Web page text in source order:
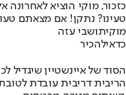
כזכור, מוקי הוציא לאחרונה אלבום חדש יחד עם להקת שב"ק
טעינו? נתקן! אם מצאתם
מוקיתושבי עזה
כדאילהכיר
הסוד של איינשטיין שיגדיל
הריבית דריבית עובדת